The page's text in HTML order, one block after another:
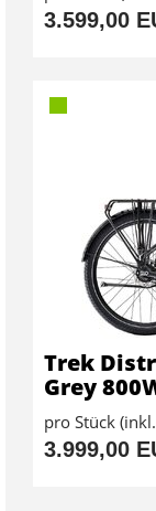
3.599,00
Trek
Grey
pro Stück
3.999,00